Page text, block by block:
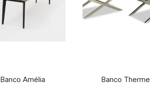
Banco Amélia Banco Therme